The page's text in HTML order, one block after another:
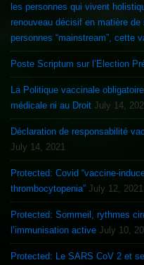
les personnes qui vivent
renouveau décisif en matière de santé
personnes “mainstream”, cette
Poste Scriptum sur l’Election
La Politique vaccinale
médicale ni au Droit July 14,
Déclaration de responsabilité
July 14, 2021
Protected: Covid “vaccine-
thrombocytopenia” July 12, 2021
Protected: Sommeil, rythmes
l’immunisation active July 10,
Protected: Le SARS CoV 2 et